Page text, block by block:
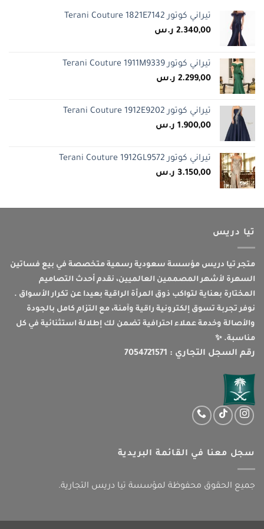
تيراني كوتور Terani Couture 1821E7142
2.340,00 ر.س
تيراني كوتور Terani Couture 1911M9339
2.299,00 ر.س
تيراني كوتور Terani Couture 1912E9202
1.900,00 ر.س
تيراني كوتور Terani Couture 1912GL9572
3.150,00 ر.س
تيا دريس
متجر تيا دريس مؤسسة سعودية رسمية متخصصة في بيع فساتين
السهرة لأشهر المصممين العالميين، نقدم أحدث التصاميم
المختارة بعناية لتواكب ذوق المرأة الراقية بعيدا عن تكرار الأسواق .
نوفر تجربة تسوق إلكترونية راقية وآمنة، مع التزام كامل بالجودة
والأصالة وخدمة عملاء احترافية تضمن لك إطلالة استثنائية في كل
مناسبة. ✨
رقم السجل التجاري : 7054721571
سجل معنا في القائمة البريدية
جميع الحقوق محفوظة لمؤسسة تيا دريس التجارية.